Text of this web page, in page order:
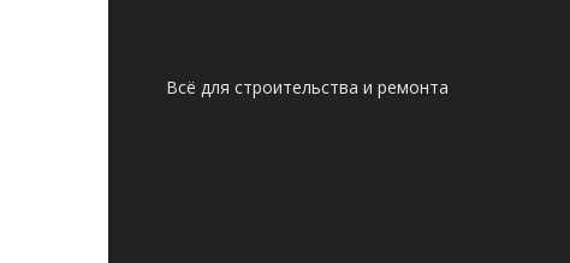
Всё для строительства и ремонта